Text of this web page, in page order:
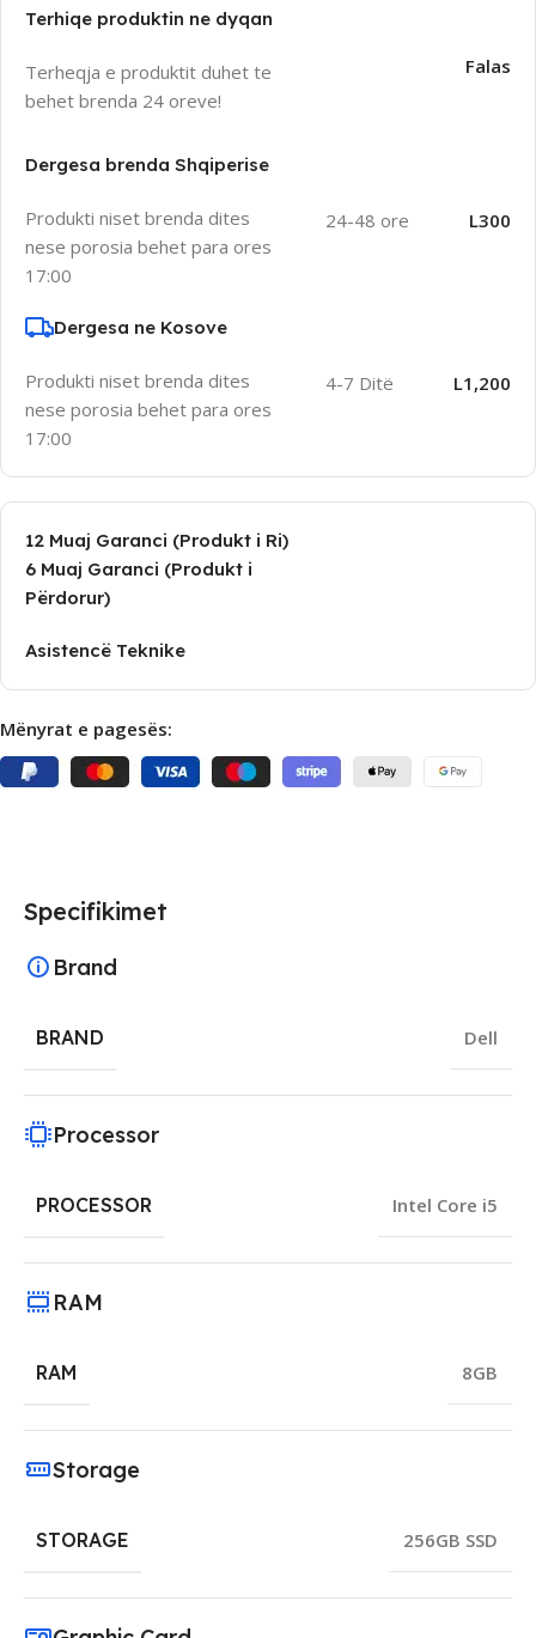
Terhiqe produktin ne dyqan
Terheqja e produktit duhet te
behet brenda 24 oreve!
Falas
Dergesa brenda Shqiperise
Produkti niset brenda dites
nese porosia behet para ores
17:00
24-48 ore L300
Dergesa ne Kosove
Produkti niset brenda dites
nese porosia behet para ores
17:00
4-7 Ditë L1,200
12 Muaj Garanci (Produkt i Ri)
6 Muaj Garanci (Produkt i
Përdorur)
Asistencë Teknike
Mënyrat e pagesës:
Specifikimet
Brand
BRAND Dell
Processor
PROCESSOR Intel Core i5
RAM
RAM 8GB
Storage
STORAGE 256GB SSD